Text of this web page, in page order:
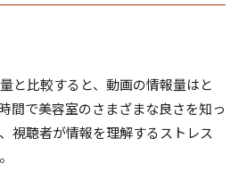
と比較すると、動画の情報量はと
間で美容室のさまざまな良さを知っ
視聴者が情報を理解するストレス